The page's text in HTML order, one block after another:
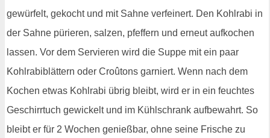
gewürfelt, gekocht und mit Sahne verfeinert. Den Kohlrabi in
der Sahne pürieren, salzen, pfeffern und erneut aufkochen
lassen. Vor dem Servieren wird die Suppe mit ein paar
Kohlrabiblättern oder Croûtons garniert. Wenn nach dem
Kochen etwas Kohlrabi übrig bleibt, wird er in ein feuchtes
Geschirrtuch gewickelt und im Kühlschrank aufbewahrt. So
bleibt er für 2 Wochen genießbar, ohne seine Frische zu